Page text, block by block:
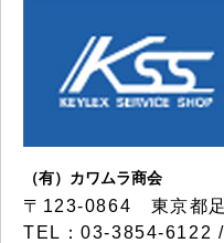
（有）カワムラ商会
〒123-0864 東京都
TEL：03-3854-6122